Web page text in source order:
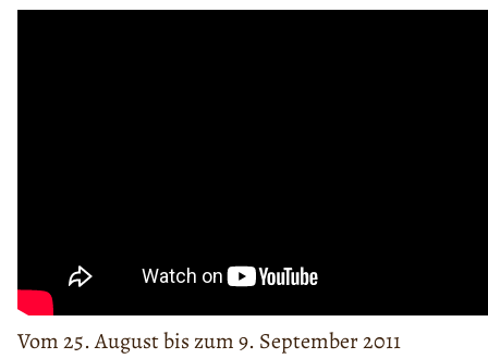
Vom 25. August bis zum 9. September 2011